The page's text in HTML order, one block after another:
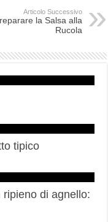
Articolo Successivo
la Salsa alla
Rucola
tipico
di agnello: